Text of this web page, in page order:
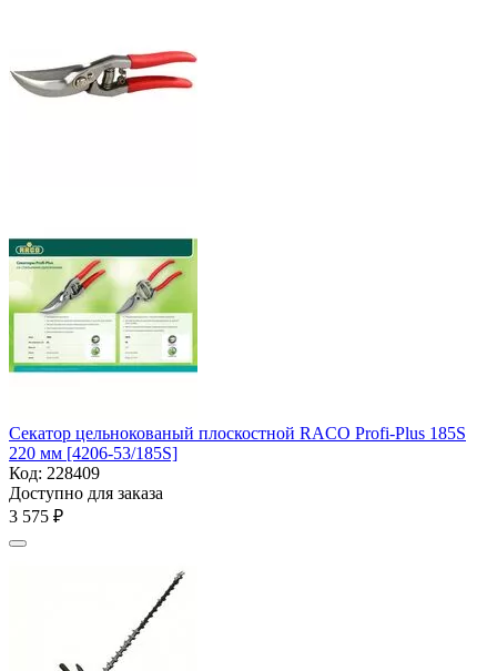
Секатор цельнокованый плоскостной RACO Profi-Plus 185S
220 мм [4206-53/185S]
Код: 228409
Доступно для заказа
3 575 ₽